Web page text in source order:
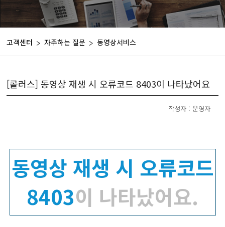
고객센터 자주하는 질문 동영상서비스
[콜러스] 동영상 재생 시 오류코드 8403이 나타났어요
작성자 : 운영자
동영상 재생 시 오류코드
8403이 나타났어요.